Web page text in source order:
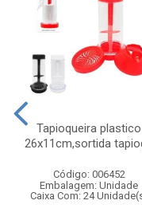
Tapioqueira plastico
26x11cm,sortida
Código: 006452
Embalagem: Unidade
Caixa Com: 24